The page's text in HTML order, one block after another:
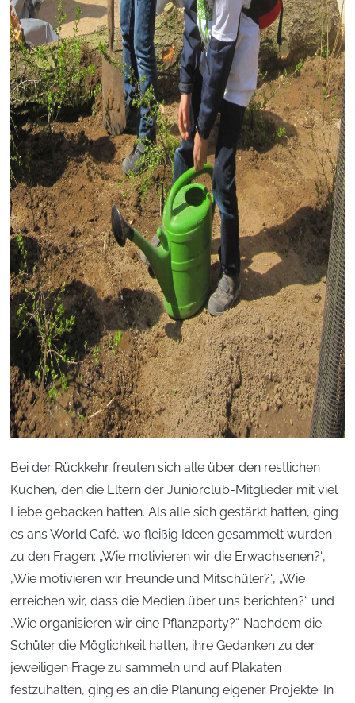
Bei der Rückkehr freuten sich alle über den restlichen
Kuchen, den die Eltern der Juniorclub-Mitglieder mit viel
Liebe gebacken hatten. Als alle sich gestärkt hatten, ging
es ans World Café, wo fleißig Ideen gesammelt wurden
zu den Fragen: „Wie motivieren wir die Erwachsenen?“,
„Wie motivieren wir Freunde und Mitschüler?“, „Wie
erreichen wir, dass die Medien über uns berichten?“ und
„Wie organisieren wir eine Pflanzparty?“. Nachdem die
Schüler die Möglichkeit hatten, ihre Gedanken zu der
jeweiligen Frage zu sammeln und auf Plakaten
festzuhalten, ging es an die Planung eigener Projekte. In